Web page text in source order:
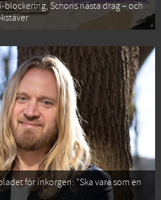
blockering, Schoris nästa drag – och
för inkorgen: ”Ska vara som en